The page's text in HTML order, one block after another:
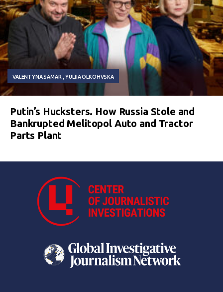
VALENTYNA SAMAR YULIIA OLKOHVSKA
Putin’s Hucksters. How Russia Stole and
Bankrupted Melitopol Auto and Tractor
Parts Plant